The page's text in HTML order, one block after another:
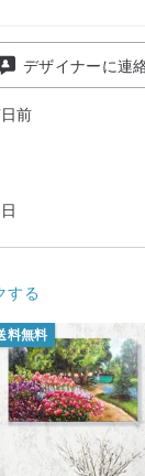
デザイナーに連
前
する
料無料